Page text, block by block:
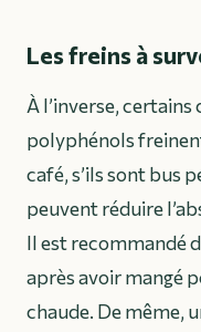
Les freins à
À l’inverse,
polyphénols
café, s’ils sont bus
peuvent réduire
Il est recommandé
après avoir mangé
chaude. De même,